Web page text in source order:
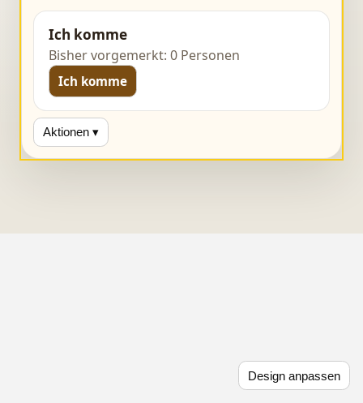
Design anpassen
Ich komme
Bisher vorgemerkt: 0 Personen
Ich komme
Aktionen ▾